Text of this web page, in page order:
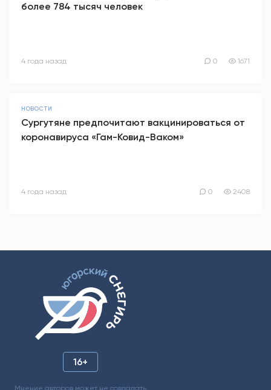
более 784 тысяч человек
4 года назад 0 1671
НОВОСТИ
Сургутяне предпочитают вакцинироваться от
коронавируса «Гам-Ковид-Ваком»
4 года назад 0 2408
16+
Мнение авторов может не совпадать